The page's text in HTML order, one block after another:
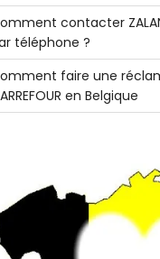
contacter
téléphone ?
faire une
en Belgique